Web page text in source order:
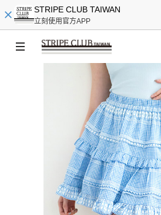
STRIPE CLUB TAIWAN
立刻使用官方APP